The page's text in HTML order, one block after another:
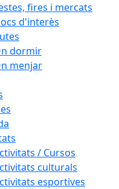
fires i mercats
d'interès
dormir
menjar
/ Cursos
culturals
esportives